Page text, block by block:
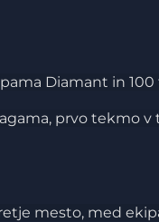
Diamant in 100
prvo tekmo
mesto, med